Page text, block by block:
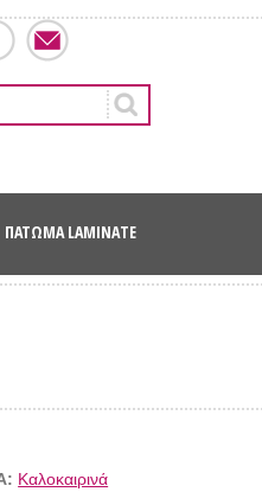
ΠΑΤΩΜΑ LAMINATE
Καλοκαιρινά